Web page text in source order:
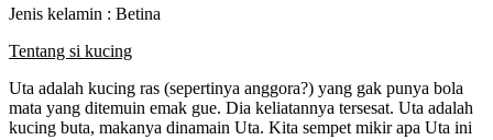
Jenis kelamin : Betina
Tentang si kucing
Uta adalah kucing ras (sepertinya anggora?) yang gak punya bola
mata yang ditemuin emak gue. Dia keliatannya tersesat. Uta adalah
kucing buta, makanya dinamain Uta. Kita sempet mikir apa Uta ini